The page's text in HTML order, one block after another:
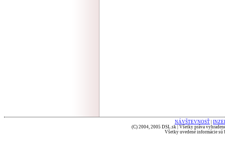
NÁVŠTEVNOSŤ
(C) 2004, 2005 DSL.sk | Všetky práva
Všetky uvedené informácie sú